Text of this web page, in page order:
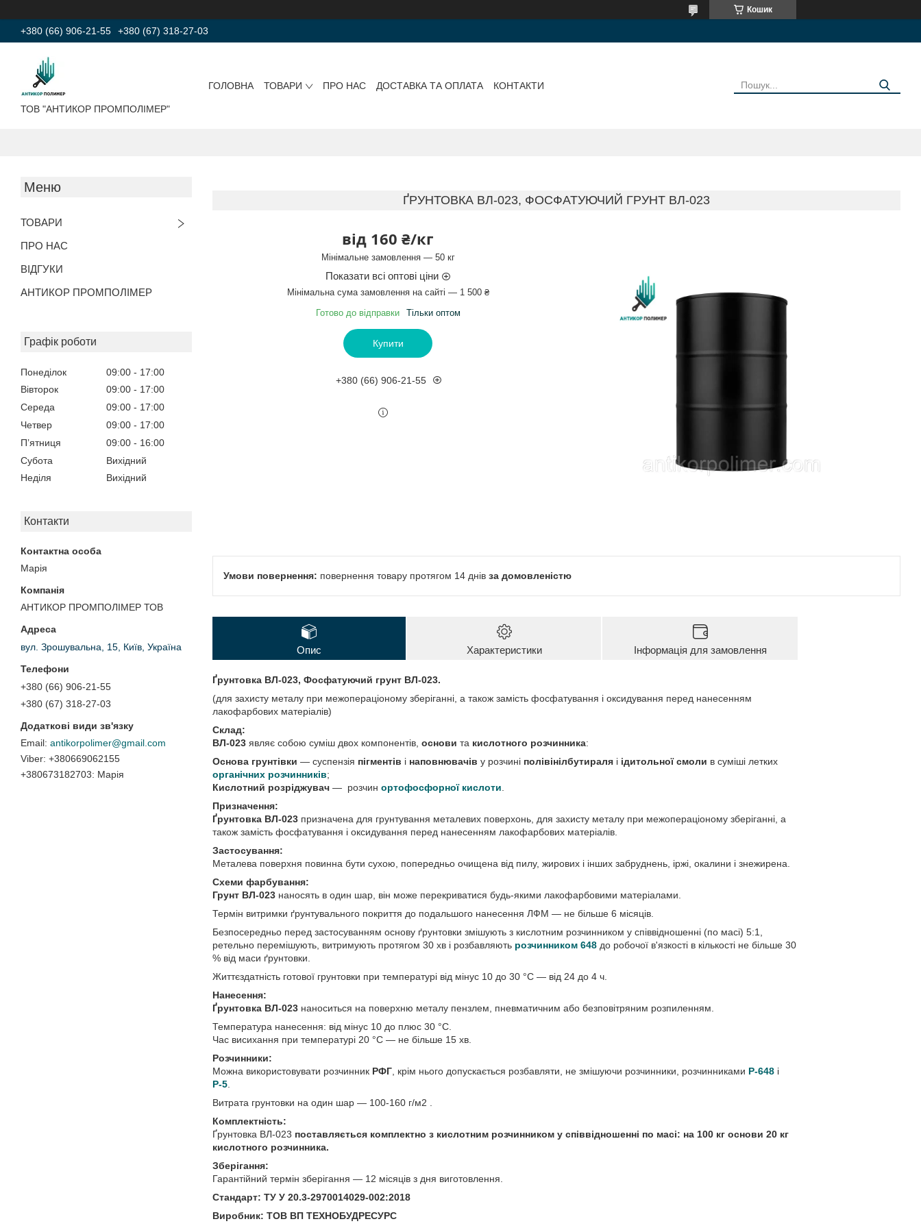
Кошик
+380 (66) 906-21-55 +380 (67) 318-27-03
ТОВ "АНТИКОР ПРОМПОЛІМЕР"
ГОЛОВНА ТОВАРИ ПРО НАС ДОСТАВКА ТА ОПЛАТА КОНТАКТИ
ТОВАРИ
ПРО НАС
ВІДГУКИ
АНТИКОР ПРОМПОЛІМЕР
Графік роботи
Понеділок 09:00
17:00
Вівторок
09:00
17:00
Середа
09:00
17:00
Четвер
09:00
17:00
Пʼятниця
09:00
16:00
Субота
Вихідний
Неділя
Вихідний
Контакти
Марія
АНТИКОР ПРОМПОЛІМЕР ТОВ
вул. Зрошувальна, 15, Київ, Україна
+380 (66) 906-21-55
+380 (67) 318-27-03
antikorpolimer@gmail.com
+380669062155
+380673182703
Марія
ҐРУНТОВКА ВЛ-023, ФОСФАТУЮЧИЙ ГРУНТ ВЛ-023
від 160 ₴/кг
Мінімальне замовлення — 50 кг
Показати всі оптові ціни
Мінімальна сума замовлення на сайті — 1 500 ₴
Готово до відправки
Тільки оптом
Купити
+380 (66) 906-21-55
повернення товару протягом 14 днів за домовленістю
Опис Характеристики Інформація для замовлення
Ґрунтовка ВЛ-023, Фосфатуючий грунт ВЛ-023.
(для захисту металу при межопераціоному зберіганні, а також замість фосфатування і оксидування перед нанесенням
лакофарбових матеріалів)
Склад:
ВЛ-023 являє собою суміш двох компонентів, основи та кислотного розчинника:
Основа грунтівки — суспензія пігментів і наповнювачів у розчині полівінілбутираля і ідитольної смоли в суміші летких
органічних розчинників;
Кислотний розріджувач — розчин ортофосфорної кислоти
Призначення:
Ґрунтовка ВЛ-023 призначена для грунтування металевих поверхонь, для захисту металу при межопераціоному зберіганні, а
також замість фосфатування і оксидування перед нанесенням лакофарбових матеріалів.
Застосування:
Металева поверхня повинна бути сухою, попередньо очищена від пилу, жирових і інших забруднень, іржі, окалини і знежирена.
Схеми фарбування:
Грунт ВЛ-023 наносять в один шар, він може перекриватися будь-якими лакофарбовими матеріалами.
Термін витримки ґрунтувального покриття до подальшого нанесення ЛФМ — не більше 6 місяців.
Безпосередньо перед застосуванням основу ґрунтовки змішують з кислотним розчинником у співвідношенні (по масі) 5:1,
ретельно перемішують, витримують протягом 30 хв і розбавляють розчинником 648 до робочої в'язкості в кількості не більше 30
% від маси ґрунтовки.
Життєздатність готової грунтовки при температурі від мінус 10 до 30 °С — від 24 до 4 ч.
Нанесення:
Ґрунтовка ВЛ-023 наноситься на поверхню металу пензлем, пневматичним або безповітряним розпиленням.
Температура нанесення: від мінус 10 до плюс 30 °С.
Час висихання при температурі 20 °С — не більше 15 хв.
Розчинники:
Можна використовувати розчинник РФГ , крім нього допускається розбавляти, не змішуючи розчинники, розчинниками Р-648 і
Р-5
Витрата грунтовки на один шар — 100-160 г/м2 .
Комплектність:
Ґрунтовка ВЛ-023 поставляється комплектно з кислотним розчинником у співвідношенні по масі: на 100 кг основи 20 кг
кислотного розчинника.
Зберігання:
Гарантійний термін зберігання — 12 місяців з дня виготовлення.
Стандарт: ТУ У 20.3-2970014029-002:2018
Виробник: ТОВ ВП ТЕХНОБУДРЕСУРС